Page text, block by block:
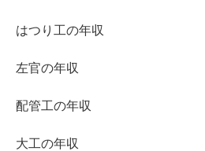
はつり工の年収
左官の年収
配管工の年収
大工の年収